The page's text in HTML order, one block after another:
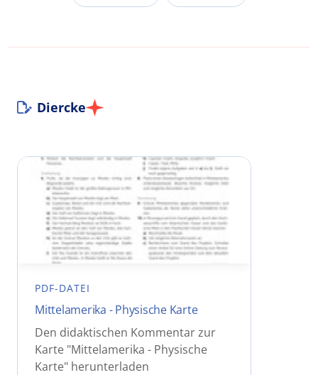
Diercke
PDF-DATEI
Mittelamerika - Physische Karte
Den didaktischen Kommentar zur
Karte "Mittelamerika - Physische
Karte" herunterladen